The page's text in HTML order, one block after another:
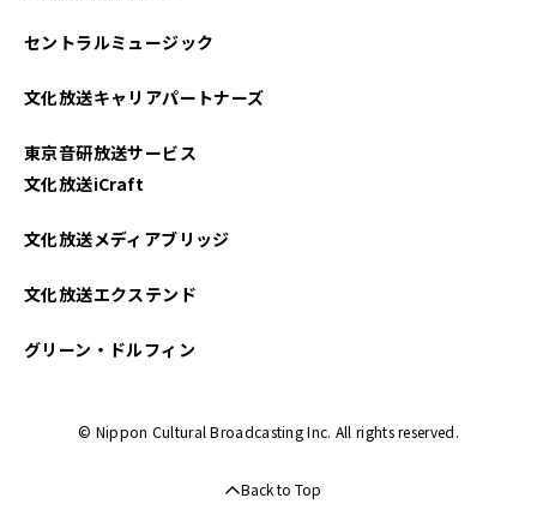
セントラルミュージック
文化放送キャリアパートナーズ
東京音研放送サービス
文化放送iCraft
文化放送メディアブリッジ
文化放送エクステンド
グリーン・ドルフィン
© Nippon Cultural Broadcasting Inc. All rights reserved.
Back to Top